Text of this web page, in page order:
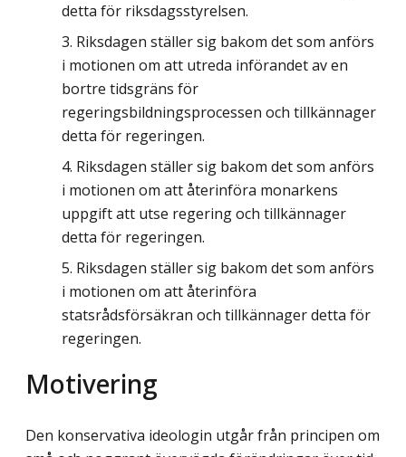
detta för riksdagsstyrelsen.
Riksdagen ställer sig bakom det som anförs
i motionen om att utreda införandet av en
bortre tidsgräns för
regeringsbildningsprocessen och tillkännager
detta för regeringen.
Riksdagen ställer sig bakom det som anförs
i motionen om att återinföra monarkens
uppgift att utse regering och tillkännager
detta för regeringen.
Riksdagen ställer sig bakom det som anförs
i motionen om att återinföra
statsrådsförsäkran och tillkännager detta för
regeringen.
Motivering
Den konservativa ideologin utgår från principen om